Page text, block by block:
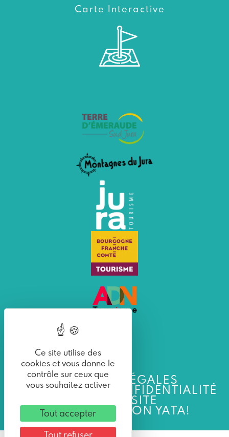
Carte Interactive
MENTIONS LÉGALES
POLITIQUE DE CONFIDENTIALITÉ
PLAN DU SITE
UNE RÉALISATION YATA!
Ce site utilise des
cookies et vous donne le
contrôle sur ceux que
vous souhaitez activer
Tout accepter